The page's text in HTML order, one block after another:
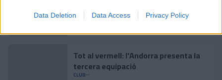
Data Deletion Data Access Privacy Policy
L'Andorra presenta el seu nou mallot
de ciclisme
Tot al vermell: l'Andorra presenta la
tercera equipació
CLUB